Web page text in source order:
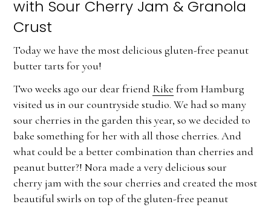
with Sour Cherry Jam & Granola
Crust
Today we have the most delicious gluten-free peanut
butter tarts for you!
Two weeks ago our dear friend Rike from Hamburg
visited us in our countryside studio. We had so many
sour cherries in the garden this year, so we decided to
bake something for her with all those cherries. And
what could be a better combination than cherries and
peanut butter?! Nora made a very delicious sour
cherry jam with the sour cherries and created the most
beautiful swirls on top of the gluten-free peanut